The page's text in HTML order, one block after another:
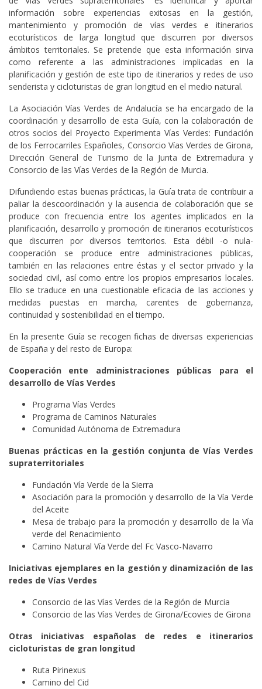
información sobre experiencias exitosas en la gestión,
mantenimiento y promoción de vías verdes e itinerarios
ecoturísticos de larga longitud que discurren por diversos
ámbitos territoriales. Se pretende que esta información sirva
como referente a las administraciones implicadas en la
planificación y gestión de este tipo de itinerarios y redes de uso
senderista y cicloturistas de gran longitud en el medio natural.
La Asociación Vías Verdes de Andalucía se ha encargado de la
coordinación y desarrollo de esta Guía, con la colaboración de
otros socios del Proyecto Experimenta Vías Verdes: Fundación
de los Ferrocarriles Españoles, Consorcio Vías Verdes de Girona,
Dirección General de Turismo de la Junta de Extremadura y
Consorcio de las Vías Verdes de la Región de Murcia.
Difundiendo estas buenas prácticas, la Guía trata de contribuir a
paliar la descoordinación y la ausencia de colaboración que se
produce con frecuencia entre los agentes implicados en la
planificación, desarrollo y promoción de itinerarios ecoturísticos
que discurren por diversos territorios. Esta débil -o nula-
cooperación se produce entre administraciones públicas,
también en las relaciones entre éstas y el sector privado y la
sociedad civil, así como entre los propios empresarios locales.
Ello se traduce en una cuestionable eficacia de las acciones y
medidas puestas en marcha, carentes de gobernanza,
continuidad y sostenibilidad en el tiempo.
En la presente Guía se recogen fichas de diversas experiencias
de España y del resto de Europa:
Cooperación ente administraciones públicas para el
desarrollo de Vías Verdes
Programa Vías Verdes
Programa de Caminos Naturales
Comunidad Autónoma de Extremadura
Buenas prácticas en la gestión conjunta de Vías Verdes
supraterritoriales
Fundación Vía Verde de la Sierra
Asociación para la promoción y desarrollo de la Vía Verde
del Aceite
Mesa de trabajo para la promoción y desarrollo de la Vía
verde del Renacimiento
Camino Natural Vía Verde del Fc Vasco-Navarro
Iniciativas ejemplares en la gestión y dinamización de las
redes de Vías Verdes
Consorcio de las Vías Verdes de la Región de Murcia
Consorcio de las Vías Verdes de Girona/Ecovies de Girona
Otras iniciativas españolas de redes e itinerarios
cicloturistas de gran longitud
Ruta Pirinexus
Camino del Cid